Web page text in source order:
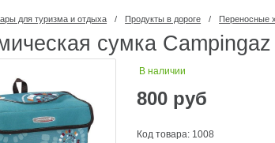
для туризма и отдыха / Продукты в дороге / Переносные
сумка
В наличии
800 руб
Код товара: 1008